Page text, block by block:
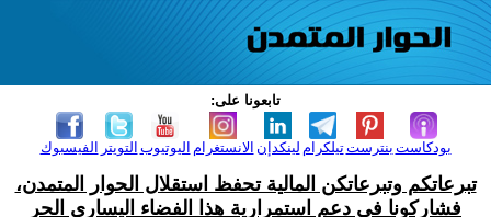
تابعونا على:
الفيسبوك التويتر اليوتيوب الانستغرام لينكدإن تيلكرامبنترست بودكاست
تبرعاتكم وتبرعاتكن المالية تحفظ استقلال الحوار المتمدن،
فشاركونا في دعم استمرارية هذا الفضاء اليساري الحر